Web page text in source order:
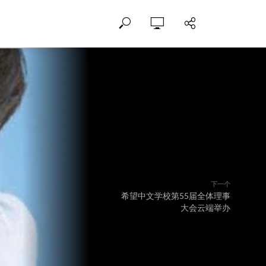
下一个
希望中文学校第55届全体理事
大会云端举办